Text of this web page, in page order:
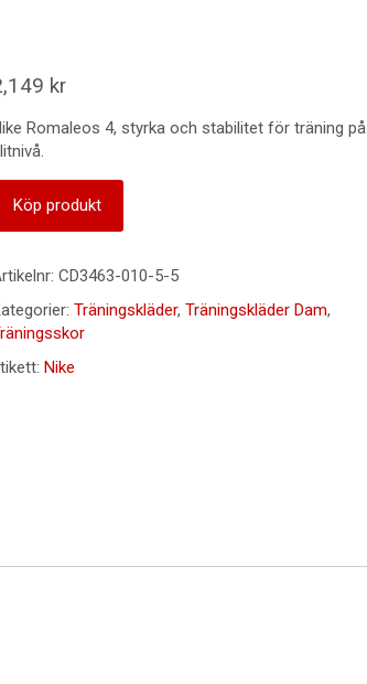
kr
Romaleos 4, styrka och stabilitet för träning på
Köp produkt
CD3463-010-5-5
Träningskläder, Träningskläder Dam,
Nike